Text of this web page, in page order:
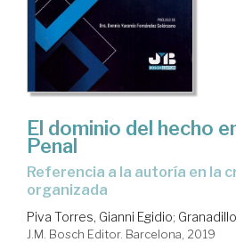
El dominio del hecho
Penal
referencia a la autoría en la criminalidad
organizada
Piva Torres, Gianni Egidio;
J.M. Bosch Editor. Barcelona, 2019